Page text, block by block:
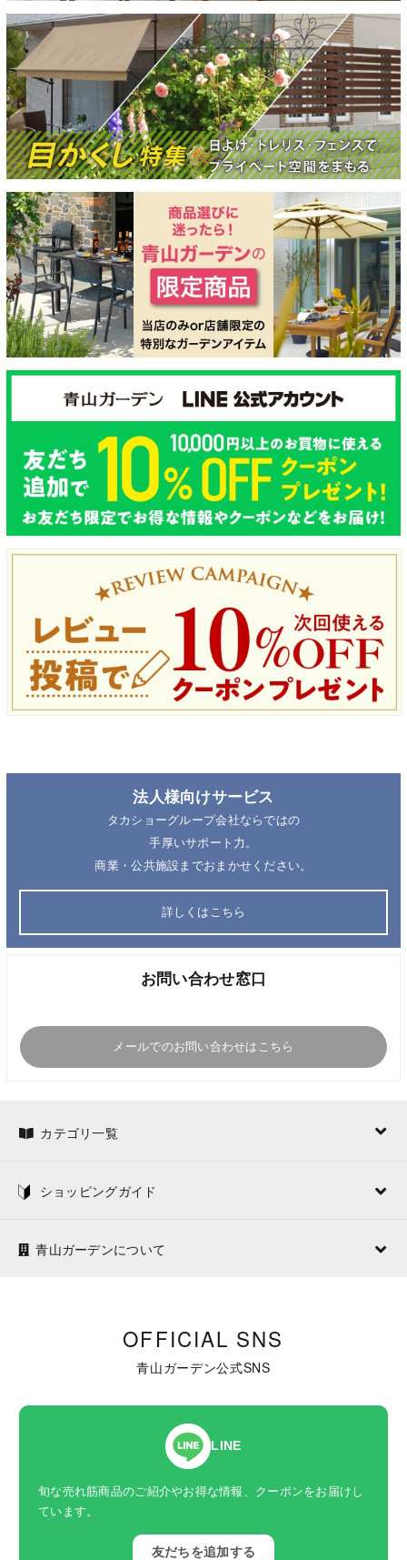
法人様向けサービス
タカショーグループ会社ならではの
手厚いサポート力。
商業・公共施設までおまかせください。
詳しくはこちら
お問い合わせ窓口
メールでのお問い合わせはこちら
カテゴリ一覧
ショッピングガイド
青山ガーデンについて
OFFICIAL SNS
青山ガーデン公式SNS
LINE
旬な売れ筋商品のご紹介やお得な情報、クーポンをお届けし
ています。
友だちを追加する